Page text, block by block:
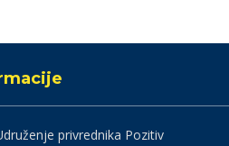
privrednika Pozitiv